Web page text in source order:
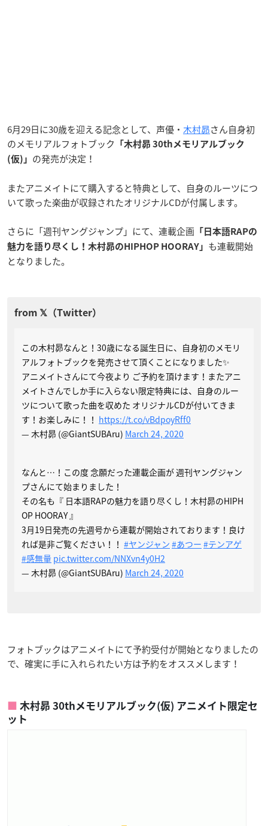
6月29日に30歳を迎える記念として、声優・ 木村昴さん自身初
のメモリアルフォトブック
「木村昴 30thメモリアルブック
(仮)」 の発売が決定！
またアニメイトにて購入すると特典として、自身のルーツにつ
いて歌った楽曲が収録されたオリジナルCDが付属します。
さらに「週刊ヤングジャンプ」にて、連載企画 「日本語RAPの
魅力を語り尽くし！木村昴のHIPHOP HOORAY」 も連載開始
となりました。
この木村昴なんと！30歳になる誕生日に、自身初のメモリ
アルフォトブックを発売させて頂くことになりました✨
アニメイトさんにて今夜より ご予約を頂けます！またアニ
メイトさんでしか手に入らない限定特典には、自身のルー
ツについて歌った曲を収めた オリジナルCDが付いてきま
す！お楽しみに！！ https://t.co/vBdpoyRff0
— 木村昴 (@GiantSUBAru) March 24, 2020
なんと…！この度 念願だった連載企画が 週刊ヤングジャン
プさんにて始まりました！
その名も『 日本語RAPの魅力を語り尽くし！木村昴のHIPH
OP HOORAY 』
3月19日発売の先週号から連載が開始されております！良け
れば是非ご覧ください！！ #ヤンジャン #あつー #テンアゲ
#感無量 pic.twitter.com/NNXvn4y0H2
— 木村昴 (@GiantSUBAru) March 24, 2020
フォトブックはアニメイトにて予約受付が開始となりましたの
で、確実に手に入れられたい方は予約をオススメします！
木村昴 30thメモリアルブック(仮) アニメイト限定セ
ット